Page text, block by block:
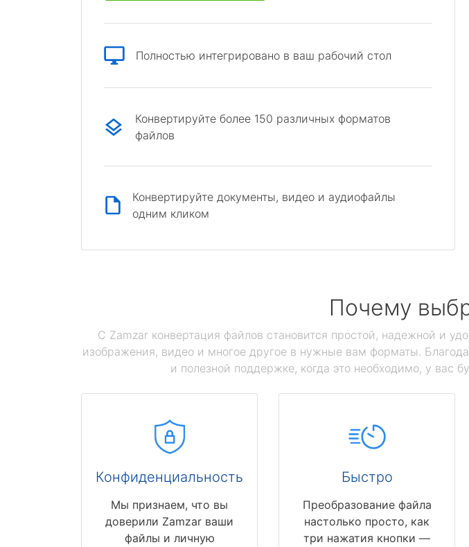
Полностью интегрировано в ваш рабочий стол
Конвертируйте более 150 различных форматов
файлов
Конвертируйте документы, видео и аудиофайлы
одним кликом
Почему
С Zamzar конвертация файлов становится простой, надежной и
изображения, видео и многое другое в нужные вам форматы.
и полезной поддержке, когда это необходимо, у вас
Конфиденциальность
Мы признаем, что вы
доверили Zamzar ваши
файлы и личную
Быстро
Преобразование файла
настолько просто, как
три нажатия кнопки —